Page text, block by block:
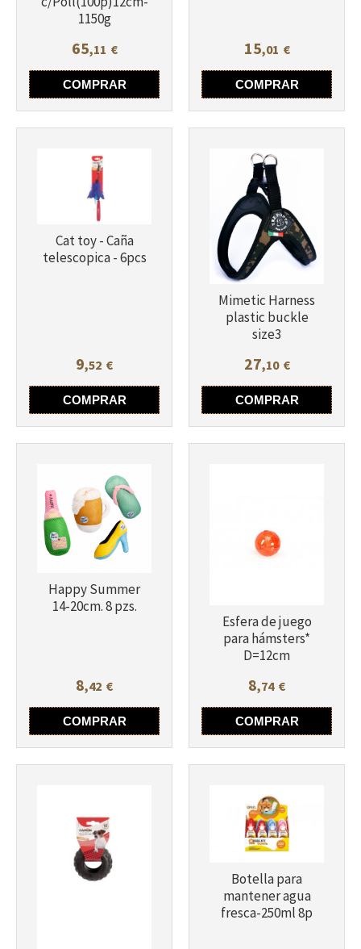
1150g
65,11 €
COMPRAR
15,01 €
COMPRAR
Cat toy - Caña
telescopica - 6pcs
9,52 €
COMPRAR
Mimetic Harness
plastic buckle
size3
27,10 €
COMPRAR
Happy Summer
14-20cm. 8 pzs.
8,42 €
COMPRAR
Esfera de juego
para hámsters*
D=12cm
8,74 €
COMPRAR
Botella para
mantener agua
fresca-250ml 8p
Más info
Más info